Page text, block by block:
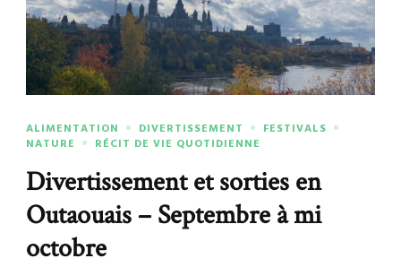
ALIMENTATION DIVERTISSEMENT
FESTIVALS
NATURE
RÉCIT DE VIE QUOTIDIENNE
Divertissement et sorties en
Outaouais – Septembre à mi
octobre